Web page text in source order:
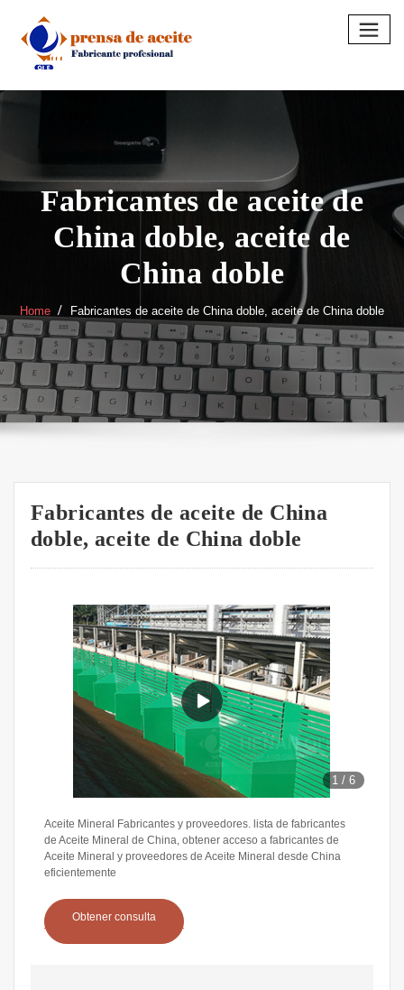
content
Fabricantes de aceite de
China doble, aceite de
China doble
Home Fabricantes de aceite de China doble, aceite de China doble
Fabricantes de aceite de China
doble, aceite de China doble
1 /6
Aceite Mineral Fabricantes y proveedores. lista de fabricantes
de Aceite Mineral de China, obtener acceso a fabricantes de
Aceite Mineral y proveedores de Aceite Mineral desde China
eficientemente
Obtener consulta